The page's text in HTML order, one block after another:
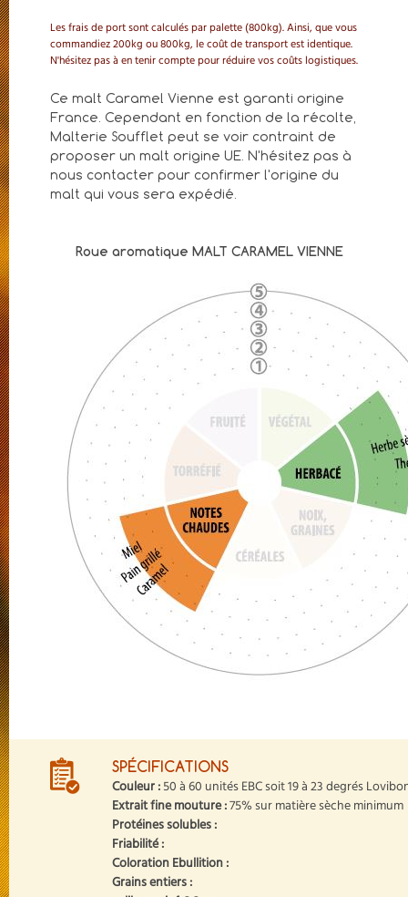
Les frais de port sont calculés par palette (800kg). Ainsi, que vous
commandiez 200kg ou 800kg, le coût de transport est identique.
N'hésitez pas à en tenir compte pour réduire vos coûts logistiques.
Ce malt Caramel Vienne est garanti origine
France. Cependant en fonction de la récolte,
Malterie Soufflet peut se voir contraint de
proposer un malt origine UE. N'hésitez pas à
nous contacter pour confirmer l'origine du
malt qui vous sera expédié.
Roue aromatique MALT CARAMEL VIENNE
SPÉCIFICATIONS
Couleur :50 à 60 unités EBC soit 19 à 23 degrés
Extrait fine mouture :75% sur matière sèche minimum
Protéines solubles :
Friabilité :
Coloration Ebullition :
Grains entiers :